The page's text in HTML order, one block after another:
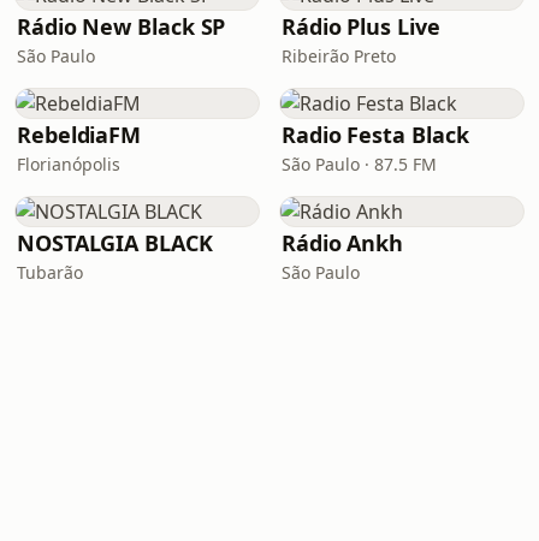
Rádio New Black SP
São Paulo
Rádio Plus Live
Ribeirão Preto
RebeldiaFM
Florianópolis
Radio Festa Black
São Paulo · 87.5 FM
NOSTALGIA BLACK
Tubarão
Rádio Ankh
São Paulo